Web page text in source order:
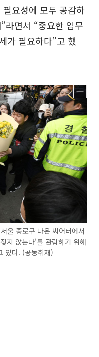
요성에 모두 공감하
라면서 “중요한 임무
가 필요하다”고 했
울 종로구 나온 씨어터에서
지 않는다'를 관람하기 위해
있다. (공동취재)